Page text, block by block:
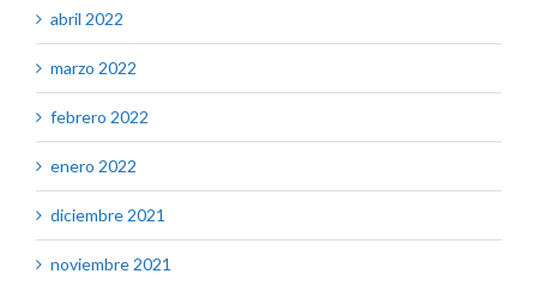
abril 2022
marzo 2022
febrero 2022
enero 2022
diciembre 2021
noviembre 2021